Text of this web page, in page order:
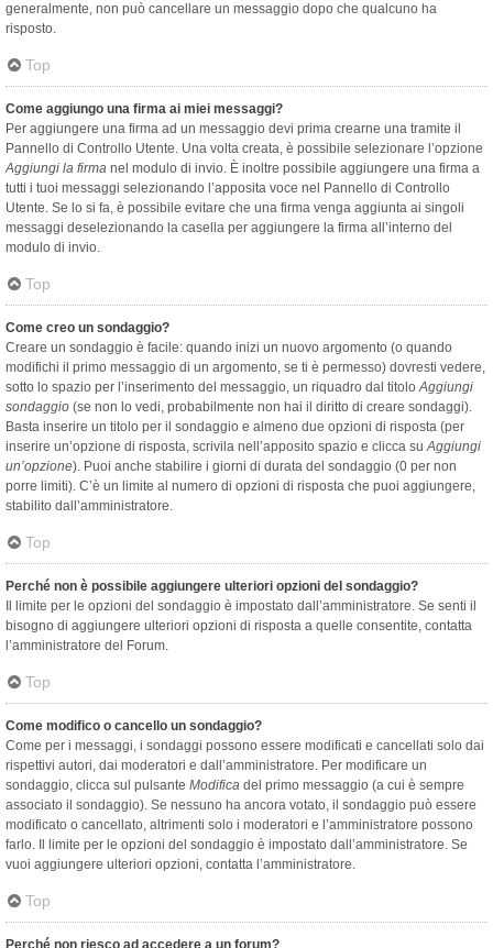
generalmente, non può cancellare un messaggio dopo che qualcuno ha
risposto.
Top
Come aggiungo una firma ai miei messaggi?
Per aggiungere una firma ad un messaggio devi prima crearne una tramite il
Pannello di Controllo Utente. Una volta creata, è possibile selezionare l’opzione
Aggiungi la firma nel modulo di invio. È inoltre possibile aggiungere una firma a
tutti i tuoi messaggi selezionando l’apposita voce nel Pannello di Controllo
Utente. Se lo si fa, è possibile evitare che una firma venga aggiunta ai singoli
messaggi deselezionando la casella per aggiungere la firma all’interno del
modulo di invio.
Top
Come creo un sondaggio?
Creare un sondaggio è facile: quando inizi un nuovo argomento (o quando
modifichi il primo messaggio di un argomento, se ti è permesso) dovresti vedere,
sotto lo spazio per l’inserimento del messaggio, un riquadro dal titoloAggiungi
sondaggio (se non lo vedi, probabilmente non hai il diritto di creare sondaggi).
Basta inserire un titolo per il sondaggio e almeno due opzioni di risposta (per
inserire un’opzione di risposta, scrivila nell’apposito spazio e clicca suAggiungi
un’opzione). Puoi anche stabilire i giorni di durata del sondaggio (0 per non
porre limiti). C’è un limite al numero di opzioni di risposta che puoi aggiungere,
stabilito dall’amministratore.
Top
Perché non è possibile aggiungere ulteriori opzioni del sondaggio?
Il limite per le opzioni del sondaggio è impostato dall’amministratore. Se senti il
bisogno di aggiungere ulteriori opzioni di risposta a quelle consentite, contatta
l’amministratore del Forum.
Top
Come modifico o cancello un sondaggio?
Come per i messaggi, i sondaggi possono essere modificati e cancellati solo dai
rispettivi autori, dai moderatori e dall’amministratore. Per modificare un
sondaggio, clicca sul pulsante Modifica del primo messaggio (a cui è sempre
associato il sondaggio). Se nessuno ha ancora votato, il sondaggio può essere
modificato o cancellato, altrimenti solo i moderatori e l’amministratore possono
farlo. Il limite per le opzioni del sondaggio è impostato dall’amministratore. Se
vuoi aggiungere ulteriori opzioni, contatta l’amministratore.
Top
Perché non riesco ad accedere a un forum?